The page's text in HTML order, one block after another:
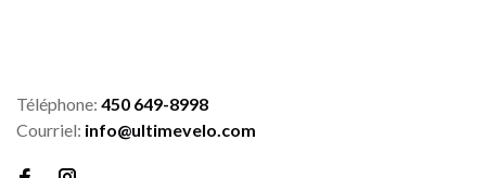
Téléphone: 450 649-8998
Courriel: info@ultimevelo.com